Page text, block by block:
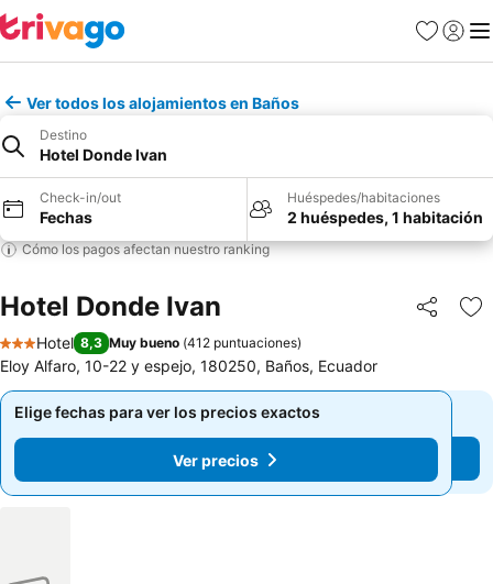
Favoritos
Iniciar
Ver todos los alojamientos en Baños
Destino
Hotel Donde Ivan
Check-in/out
Fechas
Huéspedes/habitaciones
2 huéspedes, 1 habitación
Cómo los pagos afectan nuestro ranking
Hotel Donde Ivan Compartir
3 Estrellas
Hotel 8,3 Muy bueno (412 puntuaciones)
Eloy Alfaro, 10-22 y espejo, 180250, Baños, Ecuador
Elige fechas para ver los precios exactos
Ver precios
Elige fechas para ver los precios exactos
Ver precios